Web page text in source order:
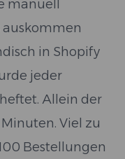
manuell
auskommen
in Shopify
jeder
Allein der
Viel zu
Bestellungen